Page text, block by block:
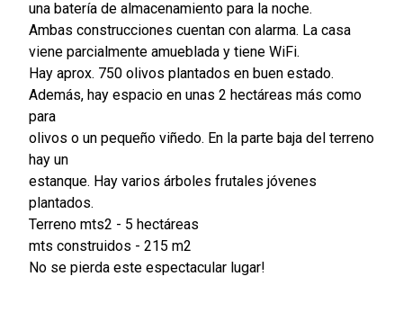
una batería de almacenamiento para la noche.
Ambas construcciones cuentan con alarma. La casa
viene parcialmente amueblada y tiene WiFi.
Hay aprox. 750 olivos plantados en buen estado.
Además, hay espacio en unas 2 hectáreas más como
para
olivos o un pequeño viñedo. En la parte baja del terreno
hay un
estanque. Hay varios árboles frutales jóvenes
plantados.
Terreno mts2 - 5 hectáreas
mts construidos - 215 m2
No se pierda este espectacular lugar!